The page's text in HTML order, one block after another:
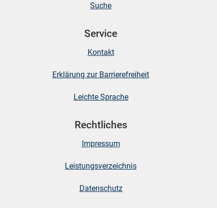
Suche
Service
Kontakt
Erklärung zur Barrierefreiheit
Leichte Sprache
Rechtliches
Impressum
Leistungsverzeichnis
Datenschutz